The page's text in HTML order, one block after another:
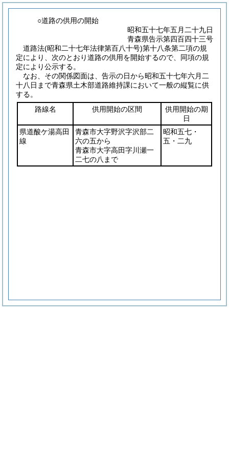
○道路の供用の開始
昭和五十七年五月二十九日
青森県告示第四百四十三号
道路法(昭和二十七年法律第百八十号)第十八条第二項の規
定により、次のとおり道路の供用を開始するので、同項の規
定により公示する。
なお、その関係図面は、告示の日から昭和五十七年六月二
十八日まで青森県土木部道路維持課において一般の縦覧に供
する。
路線名
供用開始の区間
供用開始の期
日
県道酸ケ湯高田
線
青森市大字野沢字沢部二
六の五から
青森市大字高田字川瀬一
二七の八まで
昭和五七・
五・二九